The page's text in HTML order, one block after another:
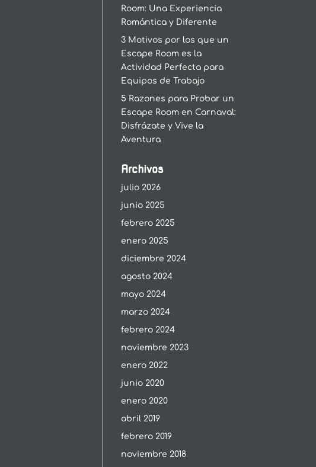
Room: Una Experiencia
Romántica y Diferente
3 Motivos por los que un
Escape Room es la
Actividad Perfecta para
Equipos de Trabajo
5 Razones para Probar un
Escape Room en Carnaval:
Disfrázate y Vive la
Aventura
Archivos
julio 2026
junio 2025
febrero 2025
enero 2025
diciembre 2024
agosto 2024
mayo 2024
marzo 2024
febrero 2024
noviembre 2023
enero 2022
junio 2020
enero 2020
abril 2019
febrero 2019
noviembre 2018